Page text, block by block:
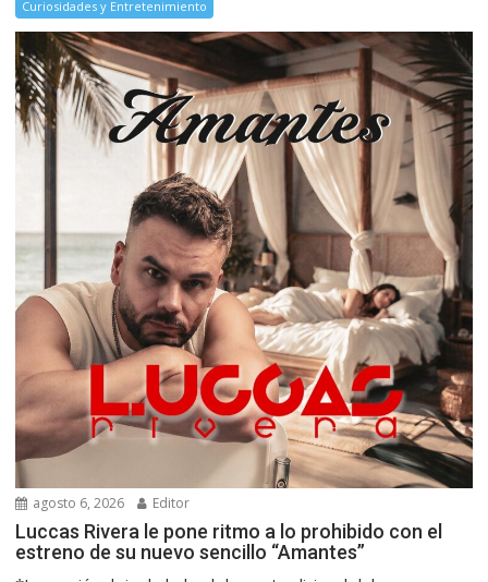
Curiosidades y Entretenimiento
agosto 6, 2026 Editor
Luccas Rivera le pone ritmo a lo prohibido con el
estreno de su nuevo sencillo “Amantes”